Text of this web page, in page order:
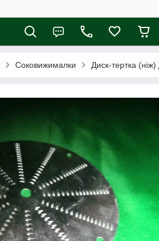
Соковижималки Диск-тертка